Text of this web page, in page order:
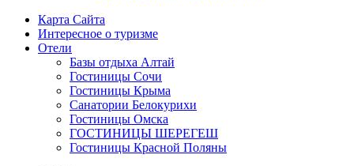
Карта Сайта
Интересное о туризме
Отели
Базы отдыха Алтай
Гостиницы Сочи
Гостиницы Крыма
Санатории Белокурихи
Гостиницы Омска
ГОСТИНИЦЫ ШЕРЕГЕШ
Гостиницы Красной Поляны